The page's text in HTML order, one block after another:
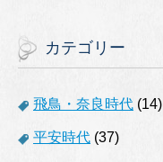
カテゴリー
飛鳥・奈良時代 (14)
平安時代 (37)